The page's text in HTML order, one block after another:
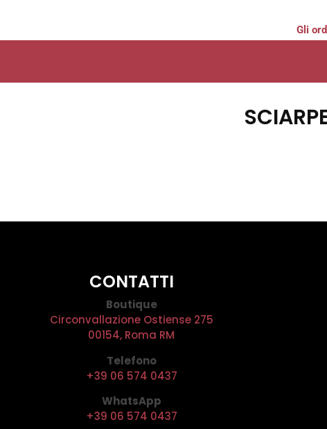
Gli
CONTATTI
Boutique
Circonvallazione Ostiense 275
00154, Roma RM
Telefono
+39 06 574 0437
WhatsApp
+39 06 574 0437